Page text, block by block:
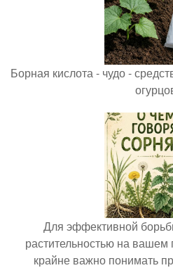
Борная кислота - чудо -
Для эффективной
растительностью на вашем
крайне важно понимать